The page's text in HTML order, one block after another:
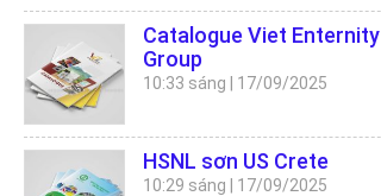
Catalogue Viet Enternity
Group
10:33 sáng 17/09/2025
HSNL sơn US Crete
10:29 sáng 17/09/2025